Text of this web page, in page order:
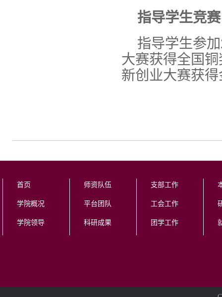
指导学生竞赛
指导学生参
大赛获得全国
新创业大赛获
首页
学院概况
学院领导
师资队伍
平台团队
科研成果
支部工作
工会工作
团学工作